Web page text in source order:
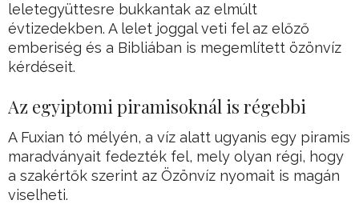
leletegyüttesre bukkantak az elmúlt
évtizedekben. A lelet joggal veti fel az előző
emberiség és a Bibliában is megemlített özönvíz
kérdéseit.
Az egyiptomi piramisoknál is régebbi
A Fuxian tó mélyén, a víz alatt ugyanis egy piramis
maradványait fedezték fel, mely olyan régi, hogy
a szakértők szerint az Özönvíz nyomait is magán
viselheti.